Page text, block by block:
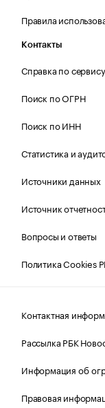
Правила
Контакты
Справка по сервису
Поиск по ОГРН
Поиск по ИНН
Статистика и
Источники данных
Источник
Вопросы и ответы
Политика Cookies
Контактная
Рассылка РБК
Информация об
Правовая